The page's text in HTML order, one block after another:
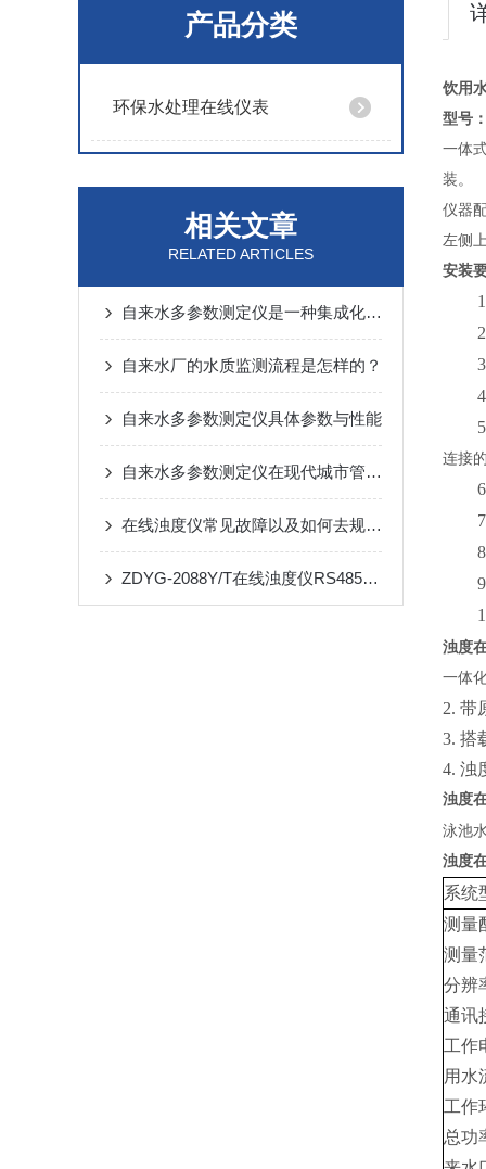
产品分类
环保水处理在线仪表
相关文章
RELATED ARTICLES
自来水多参数测定仪是一种集成化水质分析设备
自来水厂的水质监测流程是怎样的？
自来水多参数测定仪具体参数与性能
自来水多参数测定仪在现代城市管理中的应用与价值
在线浊度仪常见故障以及如何去规避一些问题
ZDYG-2088Y/T在线浊度仪RS485通讯协议
饮用
型号
一体
装。
仪器
左侧
安装
连接
浊度
一体
2. 带
3. 搭
4. 浊
浊度
泳池
浊度
系统
测量
测量
分辨
通讯
工作
用水
工作
总功